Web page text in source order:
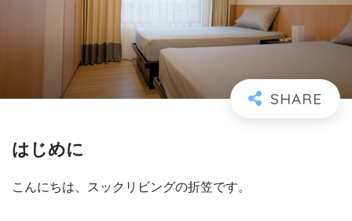
はじめに
こんにちは、スックリビングの折笠です。